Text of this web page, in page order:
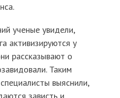
ученые увидели,
активизируются у
рассказывают о
Таким
выяснили,